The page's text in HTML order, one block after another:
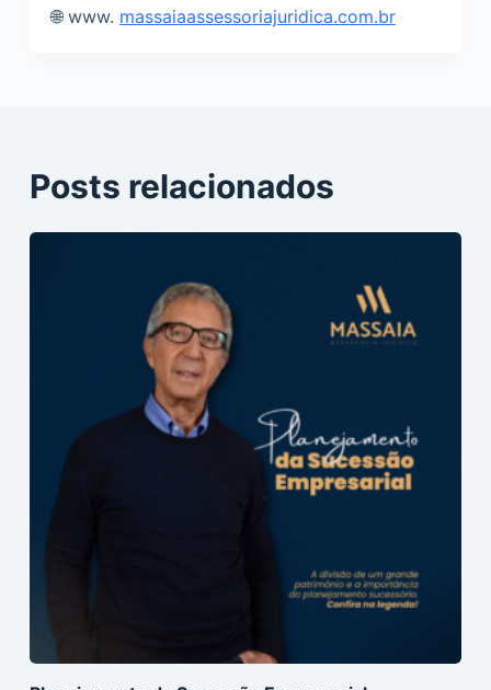
🌐 www. massaiaassessoriajuridica.com.br
Posts relacionados